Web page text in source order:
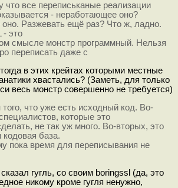
что все переписьканые реализации
- неработающее оно?
оно. Разжевать ещё раз? Что ж, ладно.
- это
смысле монстр программный. Нельзя
переписать даже с
в этих крейтах которыми местные
хвастались? (Заметь, для только
весь монстр совершенно не требуется)
того, что уже есть исходный код. Во-
которые это
не так уж много. Во-вторых, это
кодовая база.
пока время для переписывания не
гугль, со своим boringssl (да, это
никому кроме гугля ненужно,